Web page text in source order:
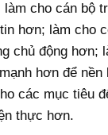
làm cho cán bộ
hơn; làm cho
chủ động hơn;
hơn để
các mục tiêu
thực hơn.